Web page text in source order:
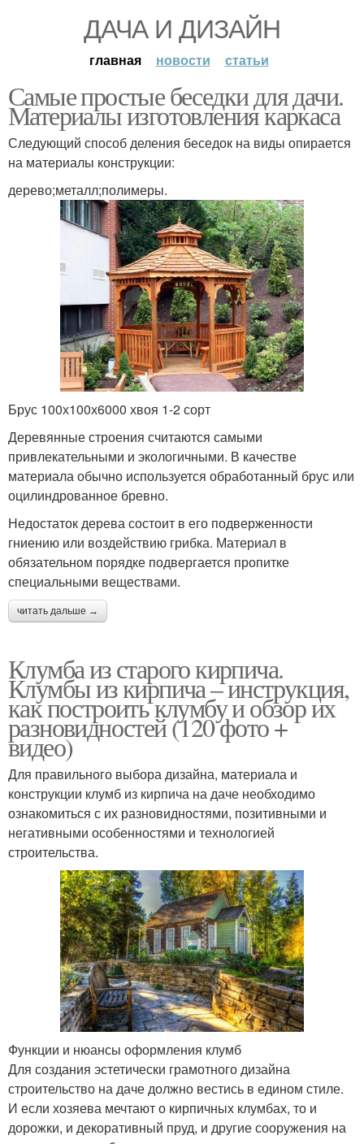
ДАЧА И ДИЗАЙН
главная новости статьи
Самые простые беседки для дачи.
Материалы изготовления каркаса
Следующий способ деления беседок на виды опирается
на материалы конструкции:
дерево;металл;полимеры.
Брус 100х100х6000 хвоя 1-2 сорт
Деревянные строения считаются самыми
привлекательными и экологичными. В качестве
материала обычно используется обработанный брус или
оцилиндрованное бревно.
Недостаток дерева состоит в его подверженности
гниению или воздействию грибка. Материал в
обязательном порядке подвергается пропитке
специальными веществами.
читать дальше →
Клумба из старого кирпича.
Клумбы из кирпича – инструкция,
как построить клумбу и обзор их
разновидностей (120 фото +
видео)
Для правильного выбора дизайна, материала и
конструкции клумб из кирпича на даче необходимо
ознакомиться с их разновидностями, позитивными и
негативными особенностями и технологией
строительства.
Функции и нюансы оформления клумб
Для создания эстетически грамотного дизайна
строительство на даче должно вестись в едином стиле.
И если хозяева мечтают о кирпичных клумбах, то и
дорожки, и декоративный пруд, и другие сооружения на